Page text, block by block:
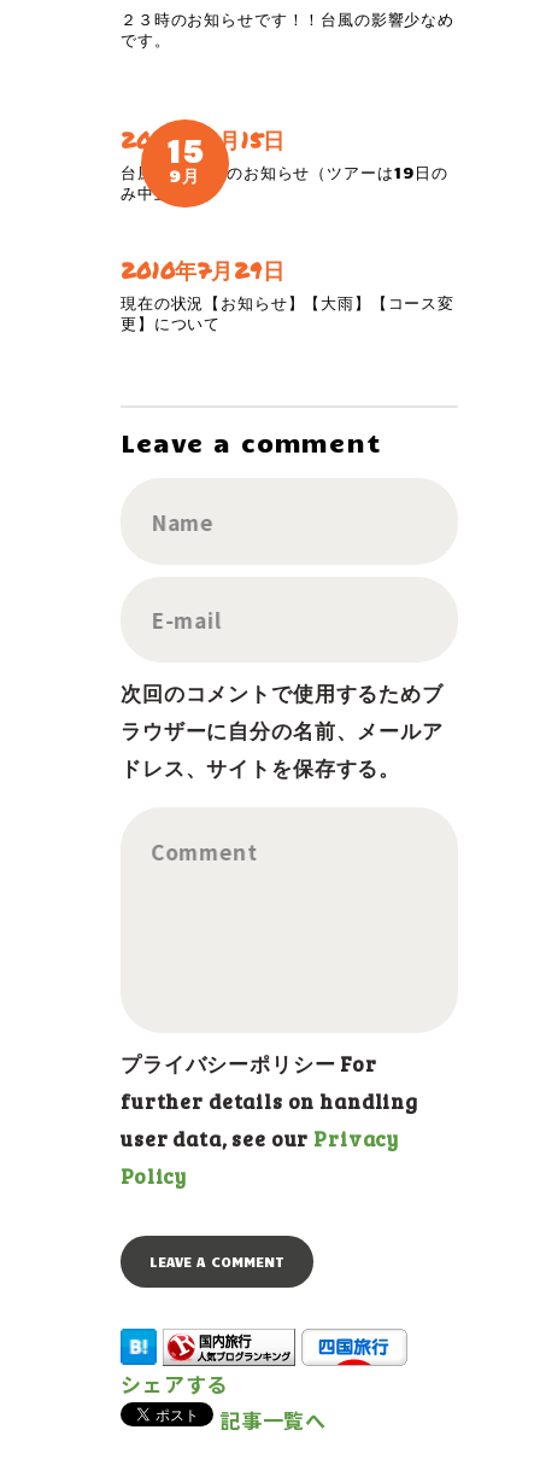
２３時のお知らせです！！台風の影響少なめ
です。
15
9月
2022年9月15日
台風14号接近のお知らせ（ツアーは19日の
み中止予定）
2010年7月29日
現在の状況【お知らせ】【大雨】【コース変
更】について
Leave a comment
Name
E-mail
次回のコメントで使用するためブ
ラウザーに自分の名前、メールア
ドレス、サイトを保存する。
Comment
プライバシーポリシー For
further details on handling
user data, see our Privacy
Policy
シェアする
記事一覧へ